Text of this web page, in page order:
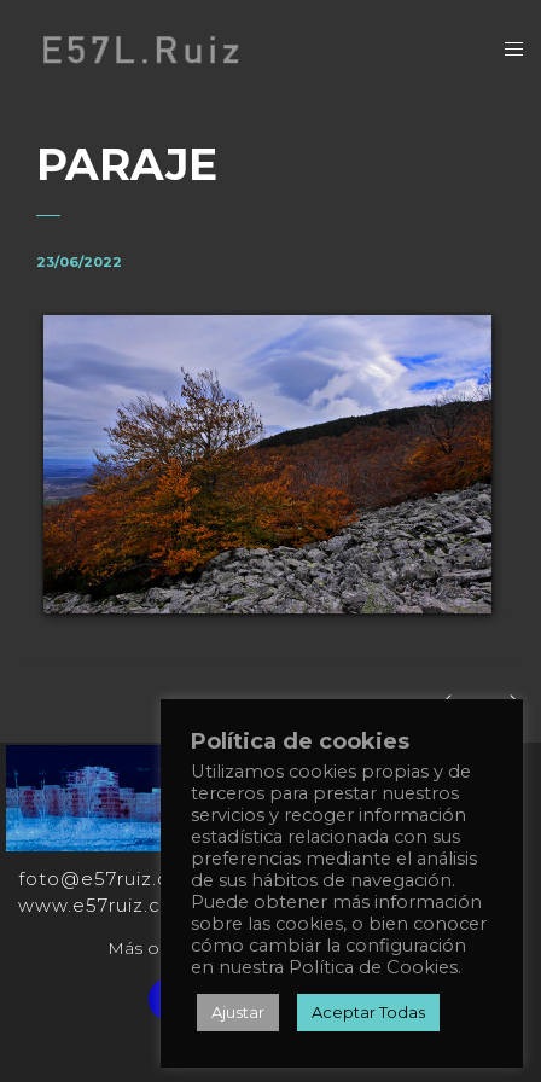
PARAJE
23/06/2022
+34
651
862
863
foto@e57ruiz.com
www.e57ruiz.com
Más obras en la galería virtual Singulart:
Verified artist on Singulart
Política de cookies
Utilizamos cookies propias y de
terceros para prestar nuestros
servicios y recoger información
estadística relacionada con sus
preferencias mediante el análisis
de sus hábitos de navegación.
Puede obtener más información
sobre las cookies, o bien conocer
cómo cambiar la configuración
en nuestra Política de Cookies.
Ajustar Aceptar Todas